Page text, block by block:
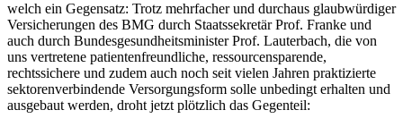
welch ein Gegensatz: Trotz mehrfacher und durchaus glaubwürdiger
Versicherungen des BMG durch Staatssekretär Prof. Franke und
auch durch Bundesgesundheitsminister Prof. Lauterbach, die von
uns vertretene patientenfreundliche, ressourcensparende,
rechtssichere und zudem auch noch seit vielen Jahren praktizierte
sektorenverbindende Versorgungsform solle unbedingt erhalten und
ausgebaut werden, droht jetzt plötzlich das Gegenteil: